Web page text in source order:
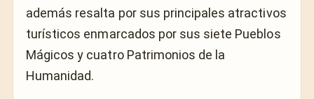
además resalta por sus principales atractivos
turísticos enmarcados por sus siete Pueblos
Mágicos y cuatro Patrimonios de la
Humanidad.